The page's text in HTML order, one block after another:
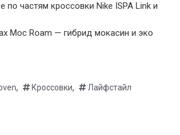
по частям кроссовки Nike ISPA Link и
Moc Roam — гибрид мокасин и эко
, Кроссовки, Лайфстайл